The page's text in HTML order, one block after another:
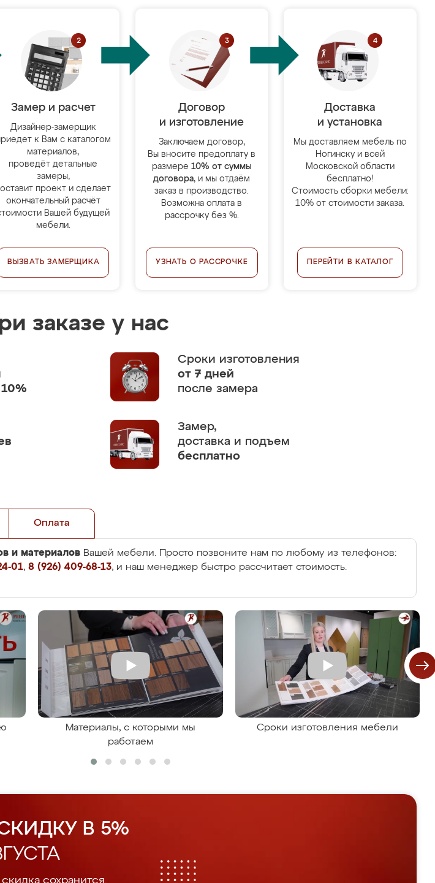
Замер и расчет
Дизайнер-замерщик
к Вам с каталогом
материалов,
проведёт детальные
замеры,
проект и сделает
окончательный расчёт
Вашей будущей
мебели.
ВЫЗВАТЬ ЗАМЕРЩИКА
Договор
и изготовление
Заключаем договор,
Вы вносите предоплату в
размере 10% от суммы
договора, и мы отдаём
заказ в производство.
Возможна оплата в
рассрочку без %.
УЗНАТЬ О РАССРОЧКЕ
Доставка
и установка
Мы доставляем мебель по
Ногинску и всей
Московской области
бесплатно!
Стоимость сборки мебели:
10% от стоимости заказа.
ПЕРЕЙТИ В КАТАЛОГ
заказе у нас
Сроки изготовления
от 7 дней
после замера
Замер,
доставка и подъем
бесплатно
Оплата
и материалов Вашей мебели. Просто позвоните нам по любому из телефонов:
01, 8 (926) 409-68-13, и наш менеджер быстро рассчитает стоимость.
Материалы, с которыми мы
работаем
Сроки изготовления мебели
В 5%
сохранится.